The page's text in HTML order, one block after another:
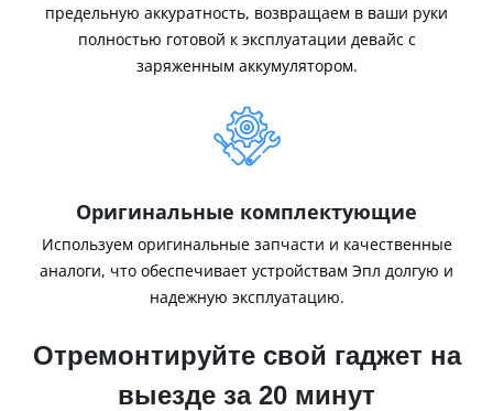
предельную аккуратность, возвращаем в ваши руки
полностью готовой к эксплуатации девайс с
заряженным аккумулятором.
Оригинальные комплектующие
Используем оригинальные запчасти и качественные
аналоги, что обеспечивает устройствам Эпл долгую и
надежную эксплуатацию.
Отремонтируйте свой гаджет на
выезде за 20 минут